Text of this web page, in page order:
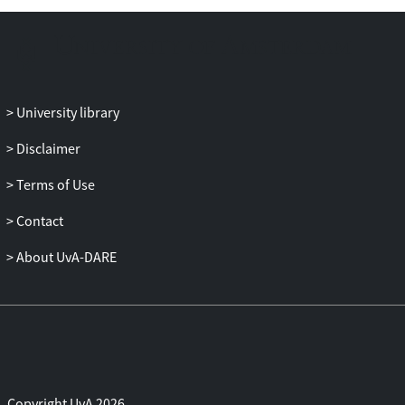
University library
Disclaimer
Terms of Use
Contact
About UvA-DARE